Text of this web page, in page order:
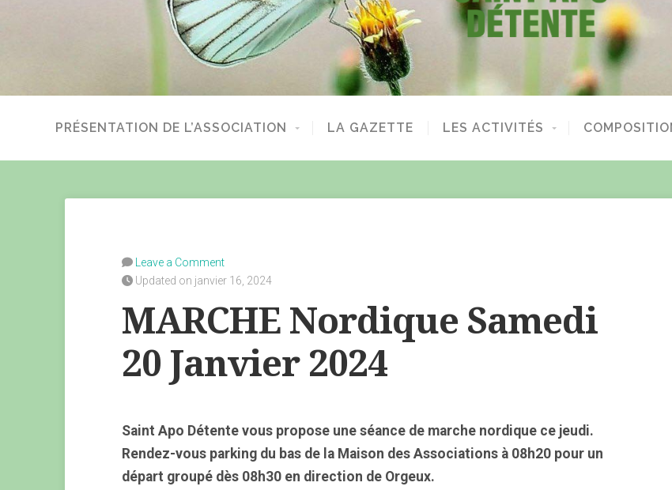
PRÉSENTATION DE L’ASSOCIATION LA GAZETTE LES ACTIVITÉS
Leave a Comment
Updated on janvier 16, 2024
MARCHE Nordique Samedi
20 Janvier 2024
Saint Apo Détente vous propose une séance de marche nordique ce jeudi.
Rendez-vous parking du bas de la Maison des Associations à 08h20 pour un
départ groupé dès 08h30 en direction de Orgeux.